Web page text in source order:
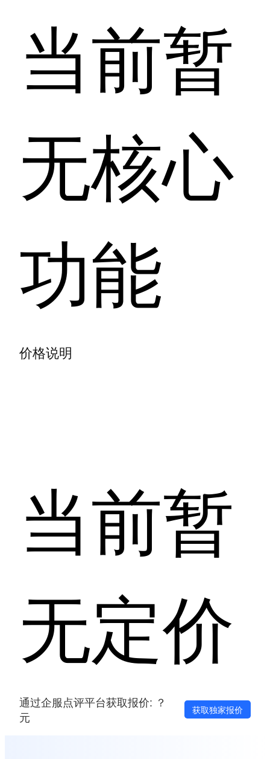
当前暂
无核心
功能
价格说明
当前暂
无定价
通过企服点评平台获取报价: ？
元
获取独家报价